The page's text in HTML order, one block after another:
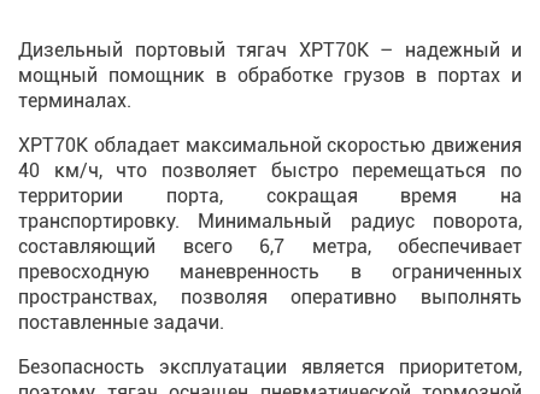
Дизельный портовый тягач XPT70K – надежный и
мощный помощник в обработке грузов в портах и
терминалах.
XPT70K обладает максимальной скоростью движения
40 км/ч, что позволяет быстро перемещаться по
территории порта, сокращая время на
транспортировку. Минимальный радиус поворота,
составляющий всего 6,7 метра, обеспечивает
превосходную маневренность в ограниченных
пространствах, позволяя оперативно выполнять
поставленные задачи.
Безопасность эксплуатации является приоритетом,